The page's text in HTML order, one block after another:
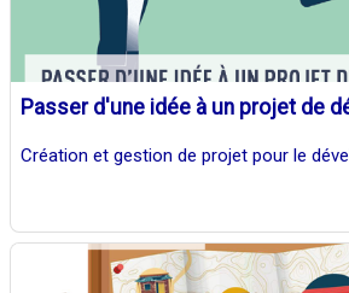
Passer d'une idée à un projet de
Création et gestion de projet pour le